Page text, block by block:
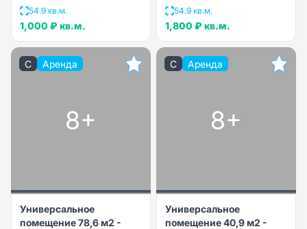
54.9 кв.м.
1,000 ₽ кв.м.
54.9 кв.м.
1,800 ₽ кв.м.
C Аренда
8+
Универсальное
помещение 78,6 м2 -
C Аренда
8+
Универсальное
помещение 40,9 м2 -